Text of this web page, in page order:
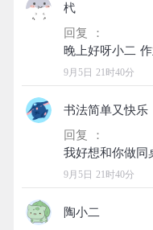
杙
回复 ：
9月5日 21时40分
书法简单又快乐
回复 ：
9月5日 21时40分
陶小二